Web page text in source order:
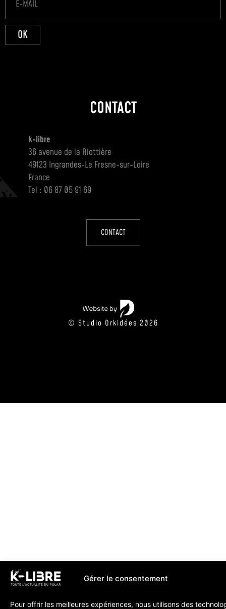
Gérer le consentement
Pour offrir les meilleures expériences, nous utilisons des
OK
CONTACT
k-libre
36 avenue de la Riottière
49123 Ingrandes-Le Fresne-sur-Loire
France
Tel : 06 87 05 91 69
CONTACT
© Studio Orkidées 2026